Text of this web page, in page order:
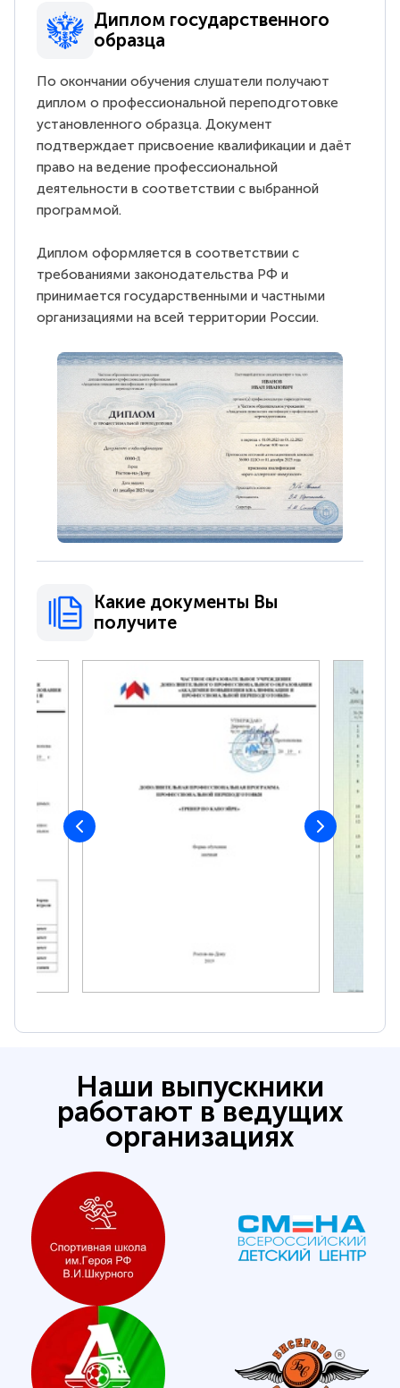
Диплом государственного
образца
По окончании обучения слушатели получают
диплом о профессиональной переподготовке
установленного образца. Документ
подтверждает присвоение квалификации и даёт
право на ведение профессиональной
деятельности в соответствии с выбранной
программой.
Диплом оформляется в соответствии с
требованиями законодательства РФ и
принимается государственными и частными
организациями на всей территории России.
Какие документы Вы
получите
Наши выпускники
работают в ведущих
организациях